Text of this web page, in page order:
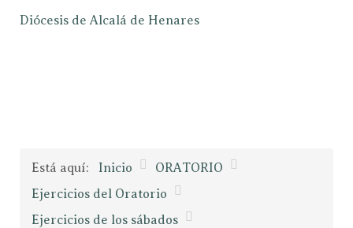
Diócesis de Alcalá de Henares
Está aquí: Inicio
ORATORIO
Ejercicios del Oratorio
Ejercicios de los sábados